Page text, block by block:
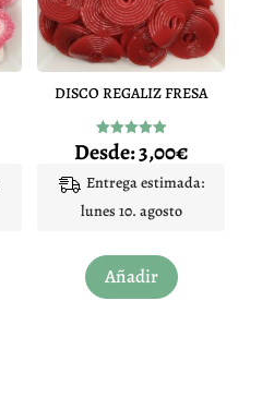
pueden
elegir
en
la
de
producto
DISCO REGALIZ FRESA
Valorado
con
de 5
Desde:3,00€
Entrega estimada:
lunes 10. agosto
Añadir
producto